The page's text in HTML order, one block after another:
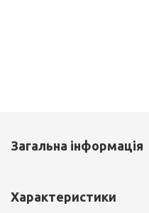
Загальна інформація
Характеристики